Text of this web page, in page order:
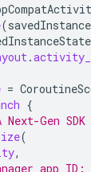
(
.
=
{
Next-Gen SDK
(
,
app ID: